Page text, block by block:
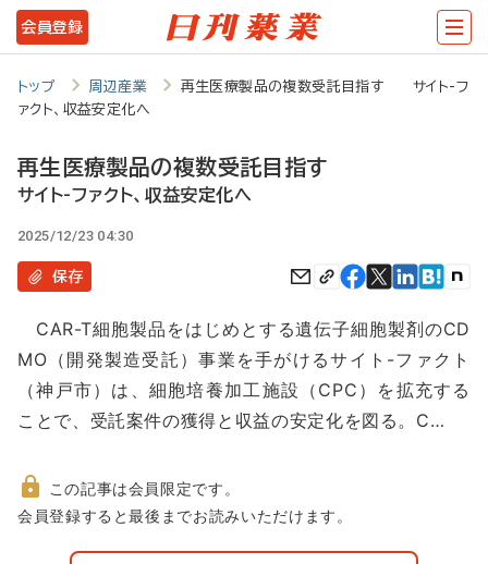
メ
イ
ン
テ
ツ
に
動
会員登録
トップ 周辺産業
再生医療製品の複数受託目指す サイト-フ
ァクト、収益安定化へ
再生医療製品の複数受託目指す
サイト-ファクト、収益安定化へ
2025/12/23 04:30
保存
CAR-T細胞製品をはじめとする遺伝子細胞製剤のCD
MO（開発製造受託）事業を手がけるサイト-ファクト
（神戸市）は、細胞培養加工施設（CPC）を拡充する
ことで、受託案件の獲得と収益の安定化を図る。C…
非
この記事は会員限定です。
会員登録すると最後までお読みいただけます。